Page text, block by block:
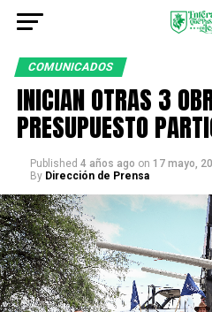
COMUNICADOS
INICIAN OTRAS 3
PRESUPUESTO
Published 4 años ago on 17 mayo,
By Dirección de Prensa